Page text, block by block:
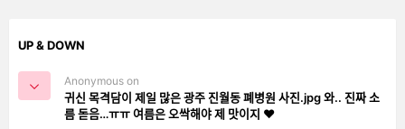
UP & DOWN
Anonymous on
귀신 목격담이 제일 많은 광주 진월동 폐병원 사진.jpg 와.. 진짜 소
름 돋음…ㅠㅠ 여름은 오싹해야 제 맛이지 ❤️